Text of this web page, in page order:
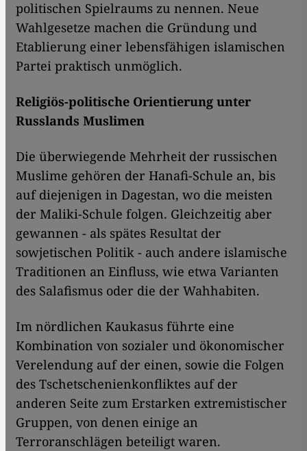
politischen Spielraums zu nennen. Neue
Wahlgesetze machen die Gründung und
Etablierung einer lebensfähigen islamischen
Partei praktisch unmöglich.
Religiös-politische Orientierung unter
Russlands Muslimen
Die überwiegende Mehrheit der russischen
Muslime gehören der Hanafi-Schule an, bis
auf diejenigen in Dagestan, wo die meisten
der Maliki-Schule folgen. Gleichzeitig aber
gewannen - als spätes Resultat der
sowjetischen Politik - auch andere islamische
Traditionen an Einfluss, wie etwa Varianten
des Salafismus oder die der Wahhabiten.
Im nördlichen Kaukasus führte eine
Kombination von sozialer und ökonomischer
Verelendung auf der einen, sowie die Folgen
des Tschetschenienkonfliktes auf der
anderen Seite zum Erstarken extremistischer
Gruppen, von denen einige an
Terroranschlägen beteiligt waren.